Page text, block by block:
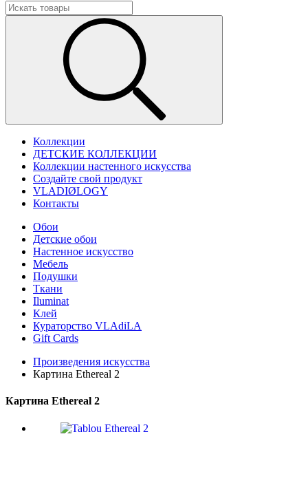
Коллекции
ДЕТСКИЕ КОЛЛЕКЦИИ
Коллекции настенного искусства
Создайте свой продукт
VLADIØLOGY
Контакты
Обои
Детские обои
Настенное искусство
Мебель
Подушки
Ткани
Iluminat
Клей
Кураторство VLAdiLA
Gift Cards
Произведения искусства
Картина Ethereal 2
Картина Ethereal 2